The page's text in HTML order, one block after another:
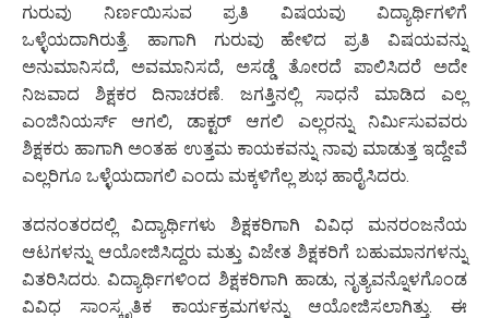
ಗುರುವು ನಿರ್ಣಯಿಸುವ ಪ್ರತಿ ವಿಷಯವು ವಿದ್ಯಾರ್ಥಿಗಳಿಗೆ
ಒಳ್ಳೆಯದಾಗಿರುತ್ತೆ. ಹಾಗಾಗಿ ಗುರುವು ಹೇಳಿದ ಪ್ರತಿ ವಿಷಯವನ್ನು
ಅನುಮಾನಿಸದೆ, ಅವಮಾನಿಸದೆ, ಅಸಡ್ಡೆ ತೋರದೆ ಪಾಲಿಸಿದರೆ ಅದೇ
ನಿಜವಾದ ಶಿಕ್ಷಕರ ದಿನಾಚರಣೆ. ಜಗತ್ತಿನಲ್ಲಿ ಸಾಧನೆ ಮಾಡಿದ ಎಲ್ಲ
ಎಂಜಿನಿಯರ್ಸ್ ಆಗಲಿ, ಡಾಕ್ಟರ್ ಆಗಲಿ ಎಲ್ಲರನ್ನು ನಿರ್ಮಿಸುವವರು
ಶಿಕ್ಷಕರು ಹಾಗಾಗಿ ಅಂತಹ ಉತ್ತಮ ಕಾಯಕವನ್ನು ನಾವು ಮಾಡುತ್ತ ಇದ್ದೇವೆ
ಎಲ್ಲರಿಗೂ ಒಳ್ಳೆಯದಾಗಲಿ ಎಂದು ಮಕ್ಕಳಿಗೆಲ್ಲ ಶುಭ ಹಾರೈಸಿದರು.
ತದನಂತರದಲ್ಲಿ ವಿದ್ಯಾರ್ಥಿಗಳು ಶಿಕ್ಷಕರಿಗಾಗಿ ವಿವಿಧ ಮನರಂಜನೆಯ
ಆಟಗಳನ್ನು ಆಯೋಜಿಸಿದ್ದರು ಮತ್ತು ವಿಜೇತ ಶಿಕ್ಷಕರಿಗೆ ಬಹುಮಾನಗಳನ್ನು
ವಿತರಿಸಿದರು. ವಿದ್ಯಾರ್ಥಿಗಳಿಂದ ಶಿಕ್ಷಕರಿಗಾಗಿ ಹಾಡು, ನೃತ್ಯವನ್ನೊಳಗೊಂಡ
ವಿವಿಧ ಸಾಂಸ್ಕೃತಿಕ ಕಾರ್ಯಕ್ರಮಗಳನ್ನು ಆಯೋಜಿಸಲಾಗಿತ್ತು. ಈ